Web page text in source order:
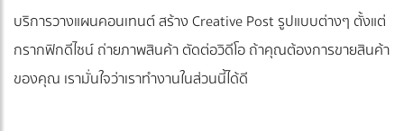
บริการวางแผนคอนเทนต์ สร้าง Creative Post รูปแบบต่างๆ ตั้งแต่
กรากฟิกดีไซน์ ถ่ายภาพสินค้า ตัดต่อวิดีโอ ถ้าคุณต้องการขายสินค้า
ของคุณ เรามั่นใจว่าเราทำงานในส่วนนี้ได้ดี